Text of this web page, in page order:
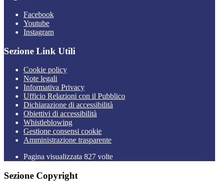
Facebook
Youtube
Instagram
Sezione Link Utili
Cookie policy
Note legali
Informativa Privacy
Ufficio Relazioni con il Pubblico
Dichiarazione di accessibilità
Obiettivi di accessibilità
Whistleblowing
Gestione consensi cookie
Amministrazione trasparente
Pagina visualizzata 827 volte
Sezione Copyright